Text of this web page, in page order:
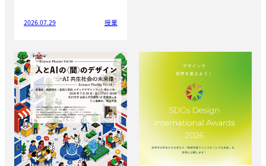
2026.07.29 授業